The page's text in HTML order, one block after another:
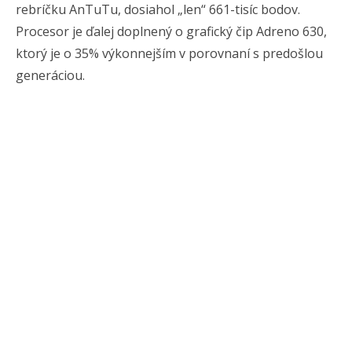
rebríčku AnTuTu, dosiahol „len“ 661-tisíc bodov.
Procesor je ďalej doplnený o grafický čip Adreno 630,
ktorý je o 35% výkonnejším v porovnaní s predošlou
generáciou.